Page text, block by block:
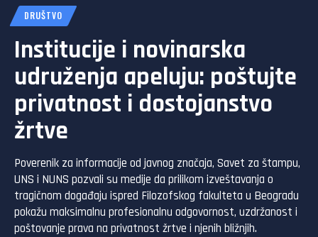
DRUŠTVO
Institucije i novinarska
udruženja apeluju: poštujte
privatnost i dostojanstvo
žrtve
Poverenik za informacije od javnog značaja, Savet za štampu,
UNS i NUNS pozvali su medije da prilikom izveštavanja o
tragičnom događaju ispred Filozofskog fakulteta u Beogradu
pokažu maksimalnu profesionalnu odgovornost, uzdržanost i
poštovanje prava na privatnost žrtve i njenih bližnjih.